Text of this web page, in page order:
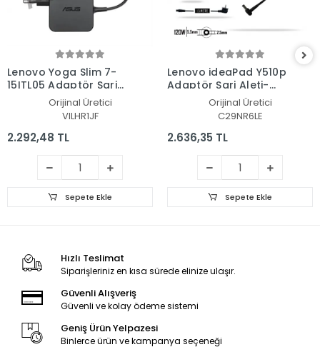
Lenovo Yoga Slim 7-
15ITL05 Adaptör Şarj
Aleti-CihazıOrijinal Üretici
VILHR1JF
2.292,48 TL
Sepete Ekle
Lenovo ideaPad Y510p
Adaptör Şarj Aleti-
Orijinal Üretici
C29NR6LE
2.636,35 TL
Sepete Ekle
Hızlı Teslimat
Siparişleriniz en kısa sürede elinize ulaşır.
Güvenli Alışveriş
Güvenli ve kolay ödeme sistemi
Geniş Ürün Yelpazesi
Binlerce ürün ve kampanya seçeneği